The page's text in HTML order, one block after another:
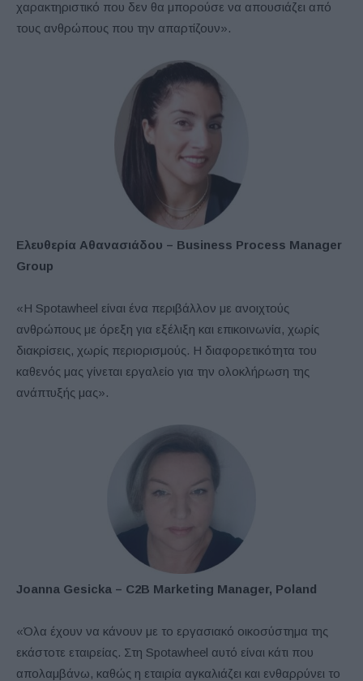
χαρακτηριστικό που δεν θα μπορούσε να απουσιάζει από
τους ανθρώπους που την απαρτίζουν».
Ελευθερία Αθανασιάδου – Business Process Manager
Group
«Η Spotawheel είναι ένα περιβάλλον με ανοιχτούς
ανθρώπους με όρεξη για εξέλιξη και επικοινωνία, χωρίς
διακρίσεις, χωρίς περιορισμούς. Η διαφορετικότητα του
καθενός μας γίνεται εργαλείο για την ολοκλήρωση της
ανάπτυξής μας».
Joanna Gesicka – C2B Marketing Manager, Poland
«Όλα έχουν να κάνουν με το εργασιακό οικοσύστημα της
εκάστοτε εταιρείας. Στη Spotawheel αυτό είναι κάτι που
απολαμβάνω, καθώς η εταιρία αγκαλιάζει και ενθαρρύνει το